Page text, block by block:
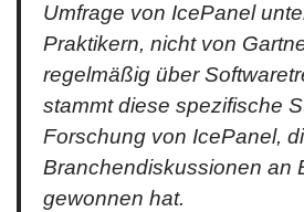
Umfrage von IcePanel
Praktikern, nicht von
regelmäßig über
stammt diese spezifische
Forschung von IcePanel,
Branchendiskussionen an
gewonnen hat.